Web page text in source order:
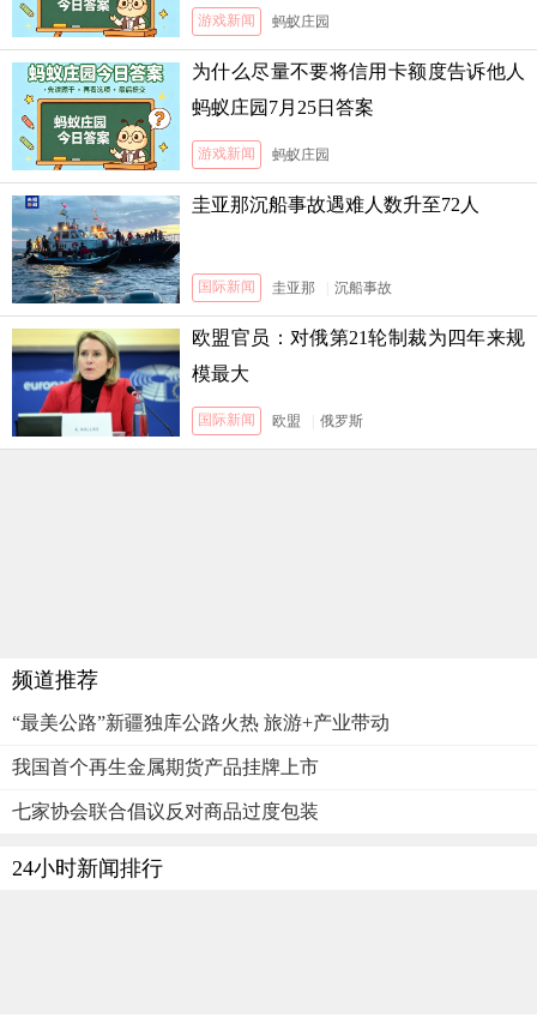
游戏新闻 蚂蚁庄园
为什么尽量不要将信用卡额度告诉他人
蚂蚁庄园7月25日答案
游戏新闻 蚂蚁庄园
圭亚那沉船事故遇难人数升至72人
国际新闻 圭亚那 沉船事故
欧盟官员：对俄第21轮制裁为四年来规
模最大
国际新闻 欧盟 俄罗斯
频道推荐
“最美公路”新疆独库公路火热 旅游+产业带动
我国首个再生金属期货产品挂牌上市
七家协会联合倡议反对商品过度包装
24小时新闻排行